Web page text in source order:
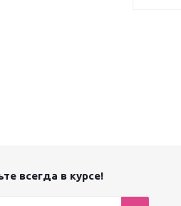
всегда в курсе!